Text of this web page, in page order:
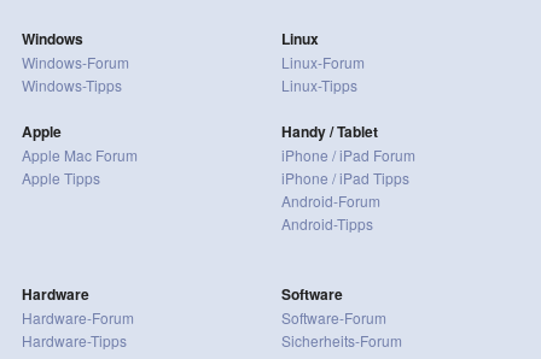
Windows
Windows-Forum
Windows-Tipps
Apple
Apple Mac Forum
Apple Tipps
Linux
Linux-Forum
Linux-Tipps
Handy / Tablet
iPhone / iPad Forum
iPhone / iPad Tipps
Android-Forum
Android-Tipps
Hardware
Hardware-Forum
Hardware-Tipps
Software
Software-Forum
Sicherheits-Forum